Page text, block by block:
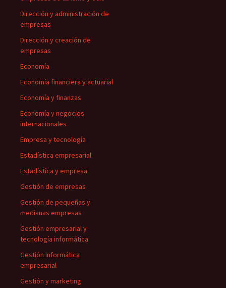
Dirección y administración de
empresas
Dirección y creación de
empresas
Economía
Economía financiera y actuarial
Economía y finanzas
Economía y negocios
internacionales
Empresa y tecnología
Estadística empresarial
Estadística y empresa
Gestión de empresas
Gestión de pequeñas y
medianas empresas
Gestión empresarial y
tecnología informática
Gestión informática
empresarial
Gestión y marketing